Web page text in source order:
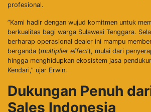
profesional.
​”Kami hadir dengan wujud komitmen untuk
berkualitas bagi warga Sulawesi Tenggara.
berharap operasional dealer ini mampu
berganda (multiplier effect), mulai dari
hingga menghidupkan ekosistem jasa
Kendari,” ujar Erwin.
Dukungan Penuh
Sales Indonesia